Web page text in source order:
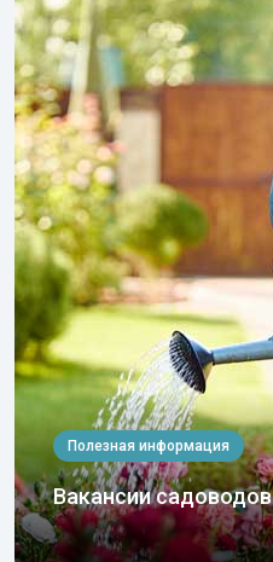
Полезная информация
Вакансии